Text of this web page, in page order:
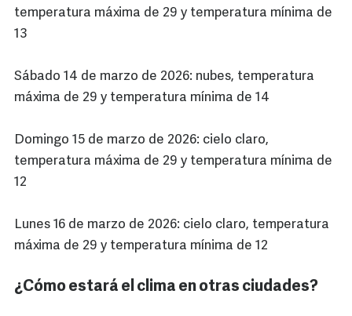
temperatura máxima de 29 y temperatura mínima de
13
Sábado 14 de marzo de 2026: nubes, temperatura
máxima de 29 y temperatura mínima de 14
Domingo 15 de marzo de 2026: cielo claro,
temperatura máxima de 29 y temperatura mínima de
12
Lunes 16 de marzo de 2026: cielo claro, temperatura
máxima de 29 y temperatura mínima de 12
¿Cómo estará el clima en otras ciudades?